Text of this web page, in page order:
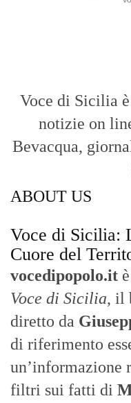
Voce di Sicilia
notizie on
Bevacqua,
ABOUT US
Voce di Sicilia:
Cuore del
vocedipopolo.it
Voce di Sicilia, il
diretto da
di riferimento
un’informazione
filtri sui fatti di